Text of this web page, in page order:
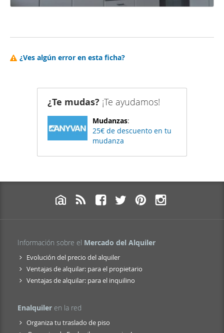
¿Ves algún error en esta ficha?
¿Te mudas? ¡Te ayudamos!
Mudanzas:
25€ de descuento en tu
mudanza
Información sobre el Mercado del Alquiler
Evolución del precio del alquiler
Ventajas de alquilar: para el propietario
Ventajas de alquilar: para el inquilino
Enalquiler en la red
Organiza tu traslado de piso